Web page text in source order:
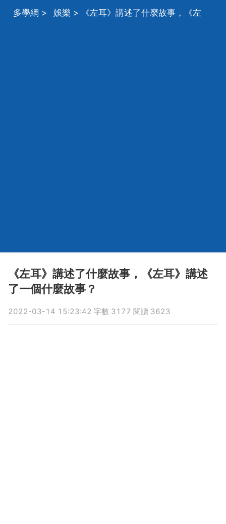
多學網 > 娛樂 > 《左耳》講述了什麼故事，《左
《左耳》講述了什麼故事，《左耳》講述
了一個什麼故事？
2022-03-14 15:23:42 字數 3177 閱讀 3623